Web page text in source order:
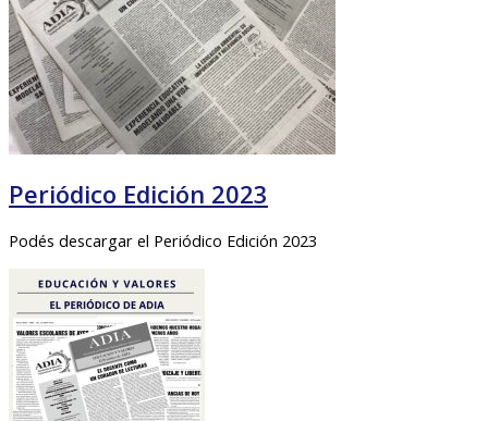
Periódico Edición 2023
Podés descargar el Periódico Edición 2023